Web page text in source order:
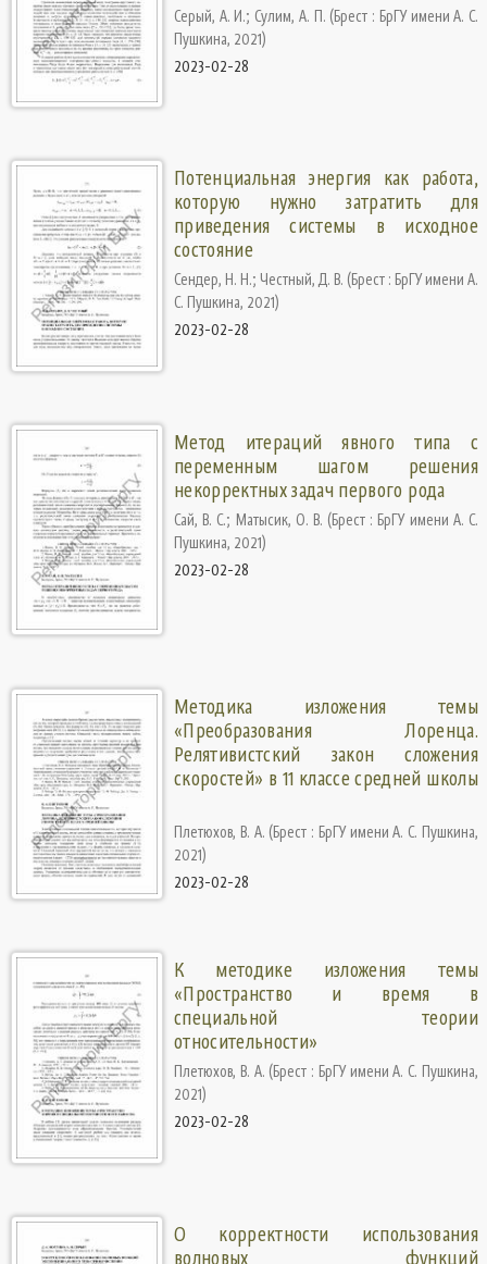
Серый, А. И.; Сулим, А. П. (Брест : БрГУ имени А. С.
Пушкина, 2021)
2023-02-28
Потенциальная энергия как работа,
которую нужно затратить для
приведения системы в исходное
состояние
Сендер, Н. Н.; Честный, Д. В. (Брест : БрГУ имени А.
С. Пушкина, 2021)
2023-02-28
Метод итераций явного типа с
переменным шагом решения
некорректных задач первого рода
Сай, В. С.; Матысик, О. В. (Брест : БрГУ имени А. С.
Пушкина, 2021)
2023-02-28
Методика изложения темы
«Преобразования Лоренца.
Релятивистский закон сложения
скоростей» в 11 классе средней школы
Плетюхов, В. А. (Брест : БрГУ имени А. С. Пушкина,
2021)
2023-02-28
К методике изложения темы
«Пространство и время в
специальной теории
относительности»
Плетюхов, В. А. (Брест : БрГУ имени А. С. Пушкина,
2021)
2023-02-28
О корректности использования
волновых функций